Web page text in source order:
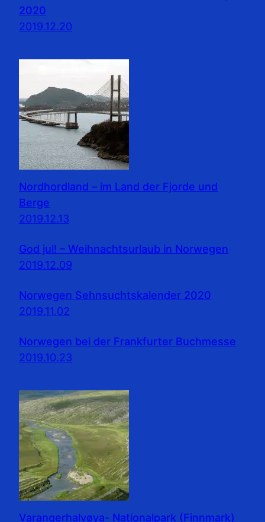
2020
2019.12.20
Nordhordland – im Land der Fjorde und
Berge
2019.12.13
God jul! – Weihnachtsurlaub in Norwegen
2019.12.09
Norwegen Sehnsuchtskalender 2020
2019.11.02
Norwegen bei der Frankfurter Buchmesse
2019.10.23
Varangerhalvøya- Nationalpark (Finnmark)